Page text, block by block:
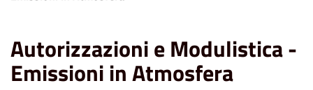
Autorizzazioni e Modulistica -
Emissioni in Atmosfera